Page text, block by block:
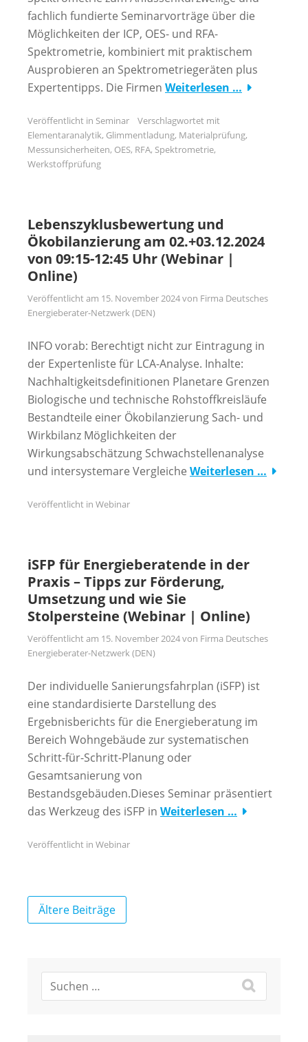
fachlich fundierte Seminarvorträge über die
Möglichkeiten der ICP, OES- und RFA-
Spektrometrie, kombiniert mit praktischem
Ausprobieren an Spektrometriegeräten plus
Expertentipps. Die Firmen Weiterlesen …
Veröffentlicht in Seminar
Verschlagwortet mit
Elementaranalytik, Glimmentladung, Materialprüfung,
Messunsicherheiten, OES, RFA, Spektrometrie,
Werkstoffprüfung
Lebenszyklusbewertung und
Ökobilanzierung am 02.+03.12.2024
von 09:15-12:45 Uhr (Webinar |
Online)
Veröffentlicht am 15. November 2024von Firma Deutsches
Energieberater-Netzwerk (DEN)
INFO vorab: Berechtigt nicht zur Eintragung in
der Expertenliste für LCA-Analyse. Inhalte:
Nachhaltigkeitsdefinitionen Planetare Grenzen
Biologische und technische Rohstoffkreisläufe
Bestandteile einer Ökobilanzierung Sach- und
Wirkbilanz Möglichkeiten der
Wirkungsabschätzung Schwachstellenanalyse
und intersystemare Vergleiche Weiterlesen …
Veröffentlicht in Webinar
iSFP für Energieberatende in der
Praxis – Tipps zur Förderung,
Umsetzung und wie Sie
Stolpersteine (Webinar | Online)
Veröffentlicht am 15. November 2024von Firma Deutsches
Energieberater-Netzwerk (DEN)
Der individuelle Sanierungsfahrplan (iSFP) ist
eine standardisierte Darstellung des
Ergebnisberichts für die Energieberatung im
Bereich Wohngebäude zur systematischen
Schritt-für-Schritt-Planung oder
Gesamtsanierung von
Bestandsgebäuden.Dieses Seminar präsentiert
das Werkzeug des iSFP in Weiterlesen …
Veröffentlicht in Webinar
Beitragsnavigation
Ältere Beiträge